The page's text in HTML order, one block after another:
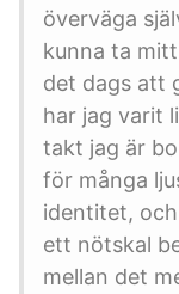
överväga
kunna ta
det dags att
har jag varit
takt jag är
för många
identitet,
ett nötskal
mellan det